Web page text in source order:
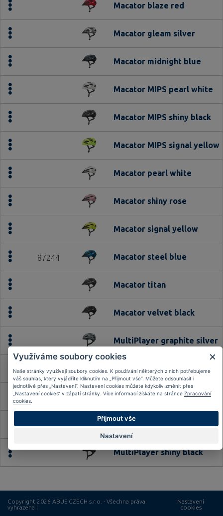
Macator blaze red
Macator gleam silver
Macator midnight blue
Macator MIPS pearl white
Macator MIPS shiny black
Macator MIPS signal yellow
Macator pearl white
Macator shiny rose
Macator signal yellow
87244 Macator steel blue
Macator titan
Macator velvet black
MultiPlayer graphite silver
MultiPlayer MIPS pearl
MultiPlayer MIPS shiny
MultiPlayer pearl white
MultiPlayer shiny black
Copyright 2026 ABUS CZECH s.r.o. - Všechna práva
vyhrazena |
Nastavení
cookies
Využíváme soubory cookies
Naše stránky využívají soubory cookies. K používání některých z nich potřebujeme
váš souhlas, který vyjádříte kliknutím na „Přijmout vše“. Můžete odsouhlasit i
jednotlivě přes „Nastavení“. Nastavení cookies můžete kdykoliv změnit přes
„Nastavení cookies“ v zápatí stránky. Více informací získáte na stránce Zpracování
cookies
Přijmout vše
Nastavení